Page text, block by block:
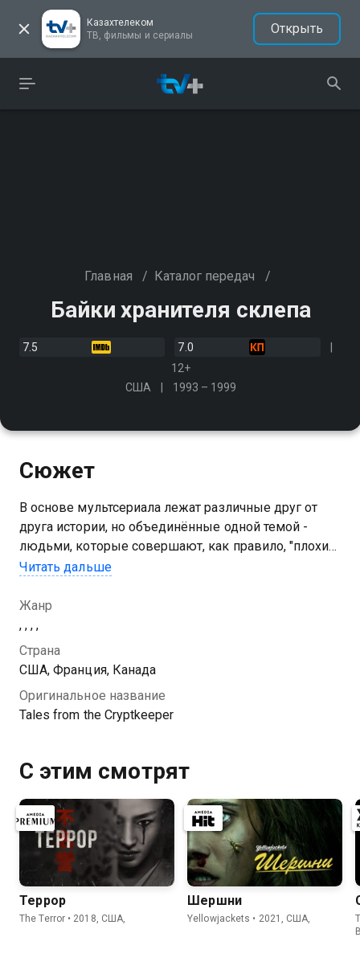
Казахтелеком
ТВ, фильмы и сериалы
Открыть
Главная / Каталог передач /
Байки хранителя склепа
7.5
7.0
12+
США
1993 – 1999
Сюжет
В основе мультсериала лежат различные друг от
друга истории, но объединённые одной темой -
людьми, которые совершают, как правило, "плохие"
и "нехорошие" поступки и, в результате совершения
Читать дальше
Жанр
, , , ,
Страна
США, Франция, Канада
Оригинальное название
Tales from the Cryptkeeper
С этим смотрят
Террор
The Terror • 2018, США,
Шершни
Yellowjackets • 2021, США,